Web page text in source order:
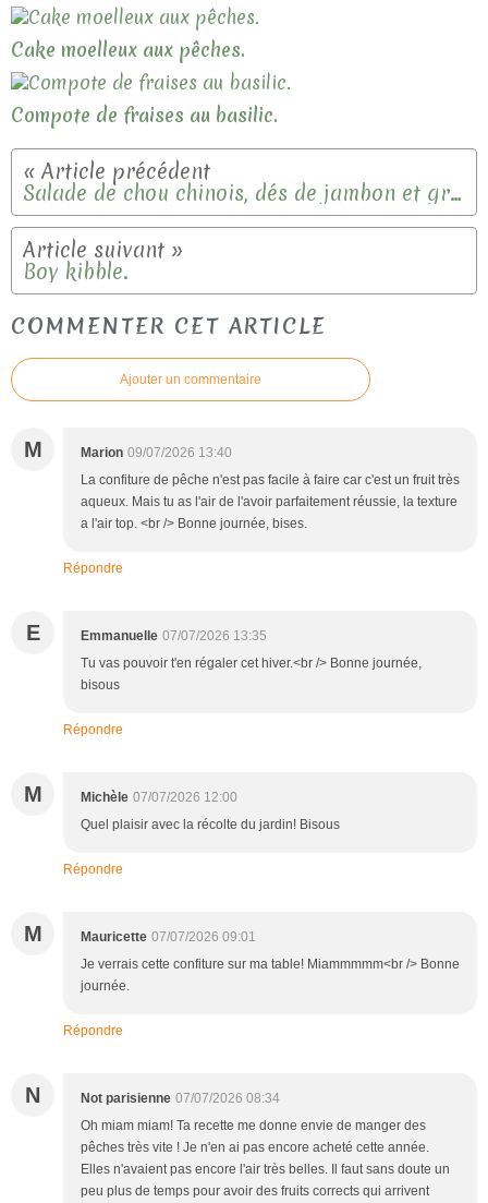
Cake moelleux aux pêches.
Compote de fraises au basilic.
Salade de chou chinois, dés de jambon et gruyère.
Boy kibble.
COMMENTER CET ARTICLE
Ajouter un commentaire
M Marion 09/07/2026 13:40
La confiture de pêche n'est pas facile à faire car c'est un fruit très
aqueux. Mais tu as l'air de l'avoir parfaitement réussie, la texture
a l'air top. <br /> Bonne journée, bises.
Répondre
E Emmanuelle 07/07/2026 13:35
Tu vas pouvoir t'en régaler cet hiver.<br /> Bonne journée,
bisous
Répondre
M Michèle 07/07/2026 12:00
Quel plaisir avec la récolte du jardin! Bisous
Répondre
M Mauricette 07/07/2026 09:01
Je verrais cette confiture sur ma table! Miammmmm<br /> Bonne
journée.
Répondre
N Not parisienne 07/07/2026 08:34
Oh miam miam! Ta recette me donne envie de manger des
pêches très vite ! Je n'en ai pas encore acheté cette année.
Elles n'avaient pas encore l'air très belles. Il faut sans doute un
peu plus de temps pour avoir des fruits corrects qui arrivent